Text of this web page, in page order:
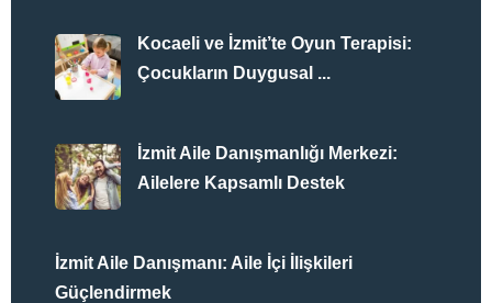
Kocaeli ve İzmit’te Oyun Terapisi:
Çocukların Duygusal ...
İzmit Aile Danışmanlığı Merkezi:
Ailelere Kapsamlı Destek
İzmit Aile Danışmanı: Aile İçi İlişkileri
Güçlendirmek